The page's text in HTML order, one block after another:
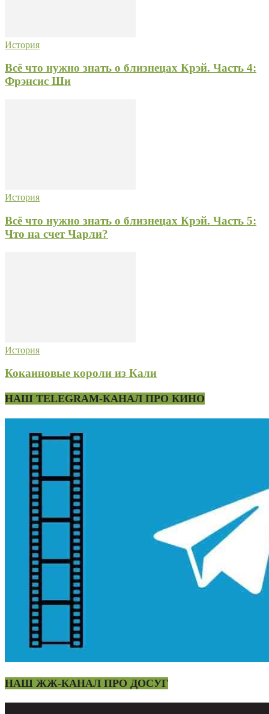
История
Всё что нужно знать о близнецах Крэй. Часть 4:
Фрэнсис Ши
История
Всё что нужно знать о близнецах Крэй. Часть 5:
Что на счет Чарли?
История
Кокаиновые короли из Кали
НАШ TELEGRAM-КАНАЛ ПРО КИНО
НАШ ЖЖ-КАНАЛ ПРО ДОСУГ